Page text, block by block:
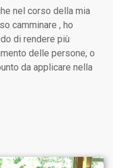
nel corso della mia
camminare , ho
di rendere più
delle persone, o
da applicare nella